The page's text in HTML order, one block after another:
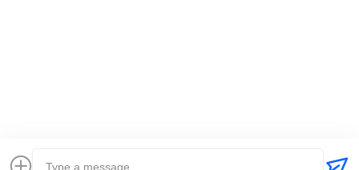
Technology Co.,Ltd. . सर्वाधिकार सुरक्षित। |